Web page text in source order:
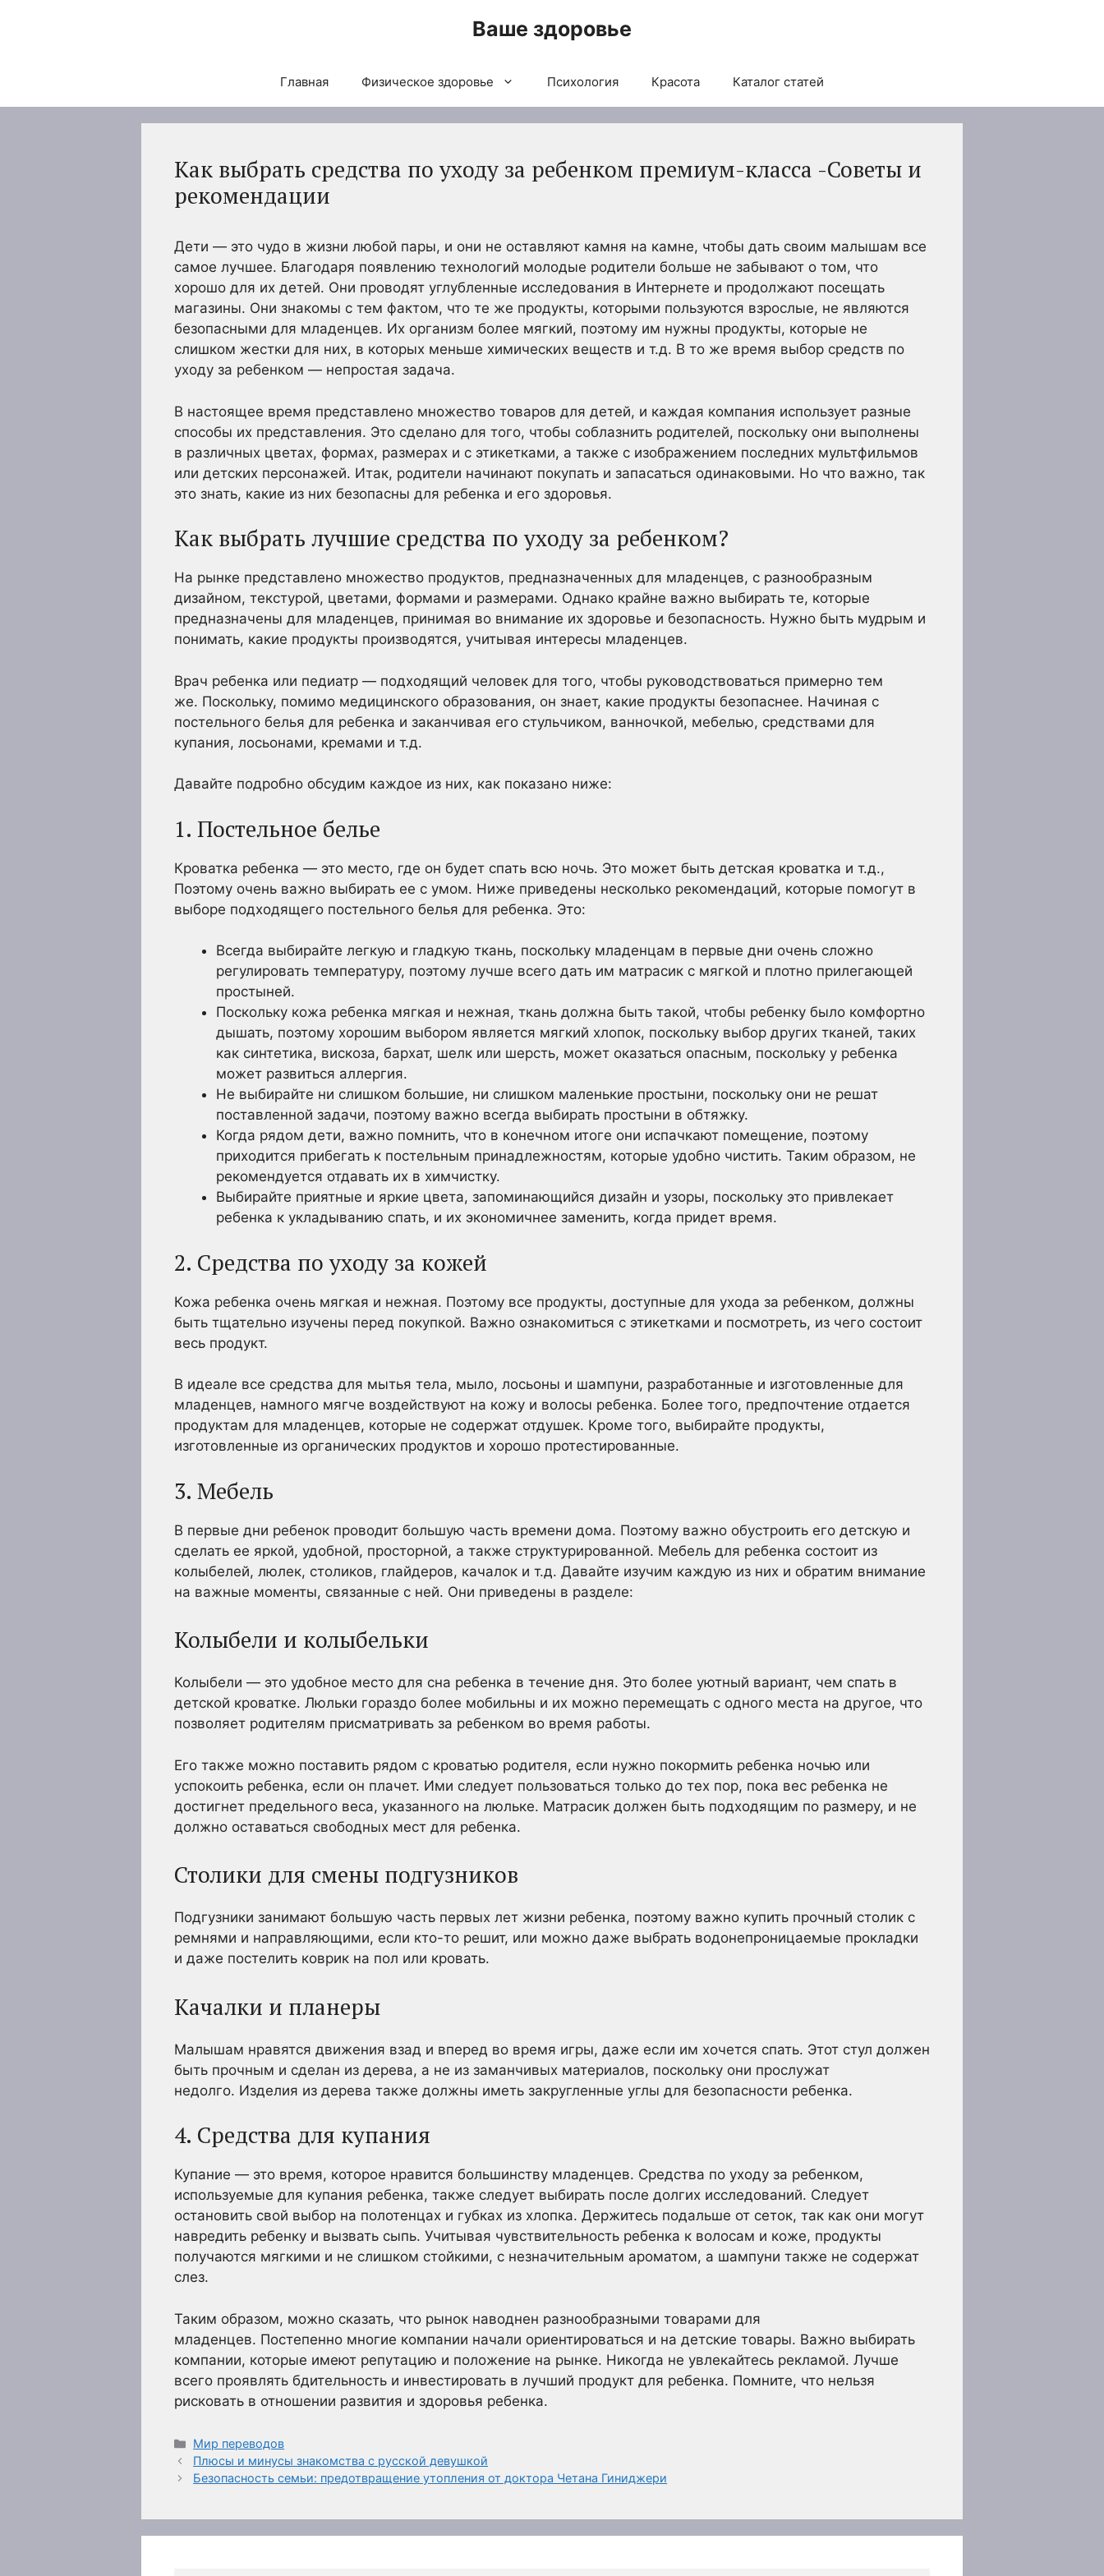
Ваше здоровье
Главная Физическое здоровье Психология Красота Каталог статей
Как выбрать средства по уходу за ребенком премиум-класса -Советы и
рекомендации
Дети — это чудо в жизни любой пары, и они не оставляют камня на камне, чтобы дать своим малышам все
самое лучшее. Благодаря появлению технологий молодые родители больше не забывают о том, что
хорошо для их детей. Они проводят углубленные исследования в Интернете и продолжают посещать
магазины. Они знакомы с тем фактом, что те же продукты, которыми пользуются взрослые, не являются
безопасными для младенцев. Их организм более мягкий, поэтому им нужны продукты, которые не
слишком жестки для них, в которых меньше химических веществ и т.д. В то же время выбор средств по
уходу за ребенком — непростая задача.
В настоящее время представлено множество товаров для детей, и каждая компания использует разные
способы их представления. Это сделано для того, чтобы соблазнить родителей, поскольку они выполнены
в различных цветах, формах, размерах и с этикетками, а также с изображением последних мультфильмов
или детских персонажей. Итак, родители начинают покупать и запасаться одинаковыми. Но что важно, так
это знать, какие из них безопасны для ребенка и его здоровья.
Как выбрать лучшие средства по уходу за ребенком?
На рынке представлено множество продуктов, предназначенных для младенцев, с разнообразным
дизайном, текстурой, цветами, формами и размерами. Однако крайне важно выбирать те, которые
предназначены для младенцев, принимая во внимание их здоровье и безопасность. Нужно быть мудрым и
понимать, какие продукты производятся, учитывая интересы младенцев.
Врач ребенка или педиатр — подходящий человек для того, чтобы руководствоваться примерно тем
же. Поскольку, помимо медицинского образования, он знает, какие продукты безопаснее. Начиная с
постельного белья для ребенка и заканчивая его стульчиком, ванночкой, мебелью, средствами для
купания, лосьонами, кремами и т.д.
Давайте подробно обсудим каждое из них, как показано ниже:
1. Постельное белье
Кроватка ребенка — это место, где он будет спать всю ночь. Это может быть детская кроватка и т.д.,
Поэтому очень важно выбирать ее с умом. Ниже приведены несколько рекомендаций, которые помогут в
выборе подходящего постельного белья для ребенка. Это:
Всегда выбирайте легкую и гладкую ткань, поскольку младенцам в первые дни очень сложно
регулировать температуру, поэтому лучше всего дать им матрасик с мягкой и плотно прилегающей
простыней.
Поскольку кожа ребенка мягкая и нежная, ткань должна быть такой, чтобы ребенку было комфортно
дышать, поэтому хорошим выбором является мягкий хлопок, поскольку выбор других тканей, таких
как синтетика, вискоза, бархат, шелк или шерсть, может оказаться опасным, поскольку у ребенка
может развиться аллергия.
Не выбирайте ни слишком большие, ни слишком маленькие простыни, поскольку они не решат
поставленной задачи, поэтому важно всегда выбирать простыни в обтяжку.
Когда рядом дети, важно помнить, что в конечном итоге они испачкают помещение, поэтому
приходится прибегать к постельным принадлежностям, которые удобно чистить. Таким образом, не
рекомендуется отдавать их в химчистку.
Выбирайте приятные и яркие цвета, запоминающийся дизайн и узоры, поскольку это привлекает
ребенка к укладыванию спать, и их экономичнее заменить, когда придет время.
2. Средства по уходу за кожей
Кожа ребенка очень мягкая и нежная. Поэтому все продукты, доступные для ухода за ребенком, должны
быть тщательно изучены перед покупкой. Важно ознакомиться с этикетками и посмотреть, из чего состоит
весь продукт.
В идеале все средства для мытья тела, мыло, лосьоны и шампуни, разработанные и изготовленные для
младенцев, намного мягче воздействуют на кожу и волосы ребенка. Более того, предпочтение отдается
продуктам для младенцев, которые не содержат отдушек. Кроме того, выбирайте продукты,
изготовленные из органических продуктов и хорошо протестированные.
3. Мебель
В первые дни ребенок проводит большую часть времени дома. Поэтому важно обустроить его детскую и
сделать ее яркой, удобной, просторной, а также структурированной. Мебель для ребенка состоит из
колыбелей, люлек, столиков, глайдеров, качалок и т.д. Давайте изучим каждую из них и обратим внимание
на важные моменты, связанные с ней. Они приведены в разделе:
Колыбели и колыбельки
Колыбели — это удобное место для сна ребенка в течение дня. Это более уютный вариант, чем спать в
детской кроватке. Люльки гораздо более мобильны и их можно перемещать с одного места на другое, что
позволяет родителям присматривать за ребенком во время работы.
Его также можно поставить рядом с кроватью родителя, если нужно покормить ребенка ночью или
успокоить ребенка, если он плачет. Ими следует пользоваться только до тех пор, пока вес ребенка не
достигнет предельного веса, указанного на люльке. Матрасик должен быть подходящим по размеру, и не
должно оставаться свободных мест для ребенка.
Столики для смены подгузников
Подгузники занимают большую часть первых лет жизни ребенка, поэтому важно купить прочный столик с
ремнями и направляющими, если кто-то решит, или можно даже выбрать водонепроницаемые прокладки
и даже постелить коврик на пол или кровать.
Качалки и планеры
Малышам нравятся движения взад и вперед во время игры, даже если им хочется спать. Этот стул должен
быть прочным и сделан из дерева, а не из заманчивых материалов, поскольку они прослужат
недолго. Изделия из дерева также должны иметь закругленные углы для безопасности ребенка.
4. Средства для купания
Купание — это время, которое нравится большинству младенцев. Средства по уходу за ребенком,
используемые для купания ребенка, также следует выбирать после долгих исследований. Следует
остановить свой выбор на полотенцах и губках из хлопка. Держитесь подальше от сеток, так как они могут
навредить ребенку и вызвать сыпь. Учитывая чувствительность ребенка к волосам и коже, продукты
получаются мягкими и не слишком стойкими, с незначительным ароматом, а шампуни также не содержат
слез.
Таким образом, можно сказать, что рынок наводнен разнообразными товарами для
младенцев. Постепенно многие компании начали ориентироваться и на детские товары. Важно выбирать
компании, которые имеют репутацию и положение на рынке. Никогда не увлекайтесь рекламой. Лучше
всего проявлять бдительность и инвестировать в лучший продукт для ребенка. Помните, что нельзя
рисковать в отношении развития и здоровья ребенка.
Рубрики
Мир переводов
Плюсы и минусы знакомства с русской девушкой
Безопасность семьи: предотвращение утопления от доктора Четана Гиниджери